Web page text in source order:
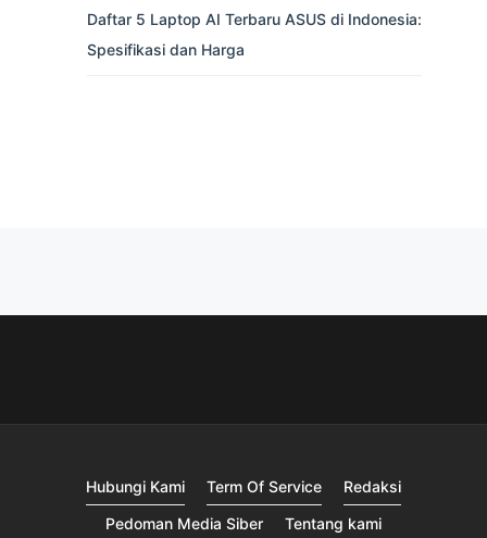
Daftar 5 Laptop AI Terbaru ASUS di Indonesia:
Spesifikasi dan Harga
Hubungi Kami Term Of Service
Redaksi
Pedoman Media Siber
Tentang kami